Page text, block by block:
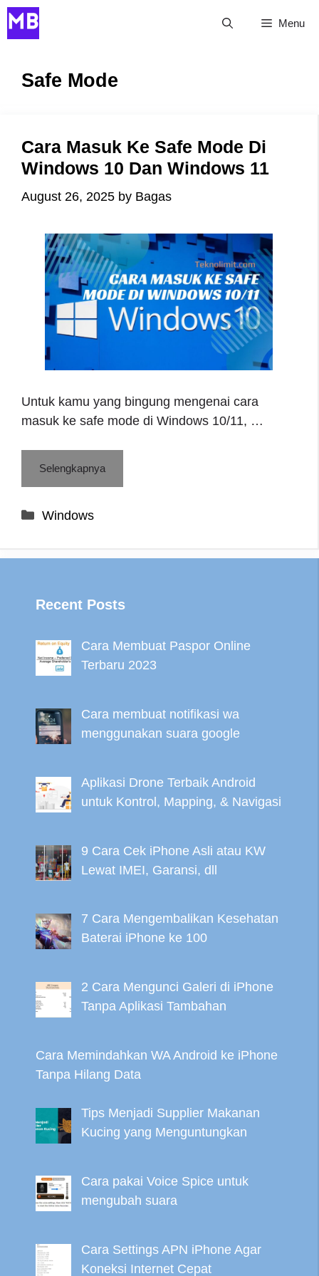
Skip
to
Menu
Safe Mode
Cara Masuk Ke Safe Mode Di
Windows 10 Dan Windows 11
August 26, 2025 by Bagas
Untuk kamu yang bingung mengenai cara
masuk ke safe mode di Windows 10/11, …
Selengkapnya
Categories
Windows
Recent Posts
Cara Membuat Paspor Online
Terbaru 2023
Cara membuat notifikasi wa
menggunakan suara google
Aplikasi Drone Terbaik Android
untuk Kontrol, Mapping, & Navigasi
9 Cara Cek iPhone Asli atau KW
Lewat IMEI, Garansi, dll
7 Cara Mengembalikan Kesehatan
Baterai iPhone ke 100
2 Cara Mengunci Galeri di iPhone
Tanpa Aplikasi Tambahan
Cara Memindahkan WA Android ke iPhone
Tanpa Hilang Data
Tips Menjadi Supplier Makanan
Kucing yang Menguntungkan
Cara pakai Voice Spice untuk
mengubah suara
Cara Settings APN iPhone Agar
Koneksi Internet Cepat